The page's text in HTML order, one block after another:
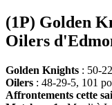
(1P) Golden
Oilers
Golden Knights : 50-
Oilers : 48-29-5, 101
Affrontements cette